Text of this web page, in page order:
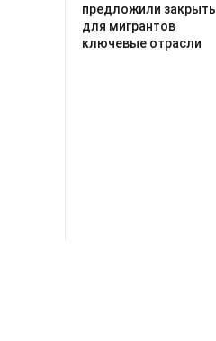
предложили закрыть
для мигрантов
ключевые отрасли